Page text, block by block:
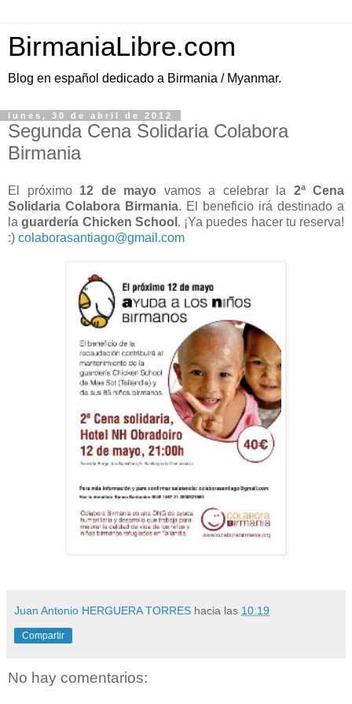
BirmaniaLibre.com
Blog en español dedicado a Birmania / Myanmar.
lunes, 30 de abril de 2012
Segunda Cena Solidaria Colabora
Birmania
El próximo 12 de mayo vamos a celebrar la 2ª Cena
Solidaria Colabora Birmania. El beneficio irá destinado a
laguardería Chicken School . ¡Ya puedes hacer tu reserva!
:) colaborasantiago@gmail.com
Juan Antonio HERGUERA TORRES hacia las 10:19
Compartir
No hay comentarios: